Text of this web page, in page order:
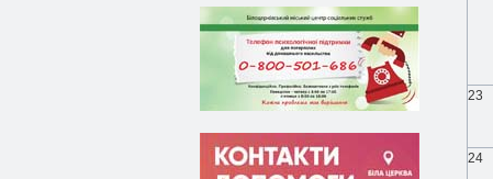
23
24